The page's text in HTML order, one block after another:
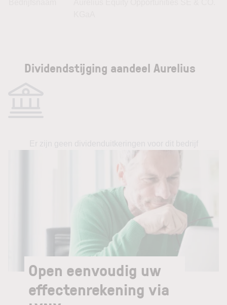
Dividendstijging aandeel Aurelius
Open eenvoudig uw
effectenrekening via